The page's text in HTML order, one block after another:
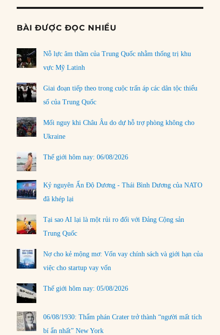
BÀI ĐƯỢC ĐỌC NHIỀU
Nỗ lực âm thầm của Trung Quốc nhằm thống trị khu
vực Mỹ Latinh
Giai đoạn tiếp theo trong cuộc trấn áp các dân tộc thiểu
số của Trung Quốc
Mối nguy khi Châu Âu do dự hỗ trợ phòng không cho
Ukraine
Thế giới hôm nay: 06/08/2026
Kỷ nguyên Ấn Độ Dương - Thái Bình Dương của NATO
đã khép lại
Tại sao AI lại là một rủi ro đối với Đảng Cộng sản
Trung Quốc
Nợ cho kẻ mộng mơ: Vốn vay chính sách và giới hạn của
việc cho startup vay vốn
Thế giới hôm nay: 05/08/2026
06/08/1930: Thẩm phán Crater trở thành “người mất tích
bí ẩn nhất” New York